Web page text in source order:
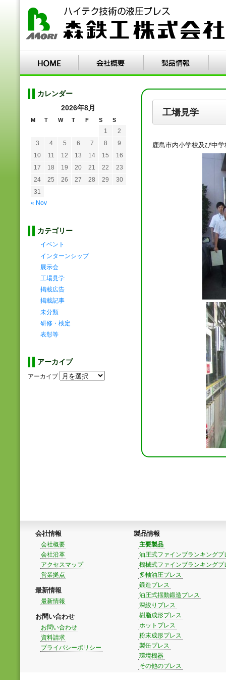
工場見学
鹿島市内小学校及び中
カレンダー
2026年8月
M T W T F S S
« Nov
1
2
3
4 5 6 7 8
9
10
11 12 13 14 15
16
17
18 19 20 21 22
23
24
25 26 27 28 29
30
31
カテゴリー
イベント
インターンシップ
展示会
工場見学
掲載広告
掲載記事
未分類
研修・検定
表彰等
アーカイブ
アーカイブ
会社情報
会社概要
会社沿革
アクセスマップ
営業拠点
最新情報
最新情報
お問い合わせ
お問い合わせ
資料請求
プライバシーポリシー
製品情報
主要製品
油圧式ファインブランキングプ
機械式ファインブランキングプ
多軸油圧プレス
鍛造プレス
油圧式揺動鍛造プレス
深絞りプレス
樹脂成形プレス
ホットプレス
粉末成形プレス
製缶プレス
環境機器
その他のプレス